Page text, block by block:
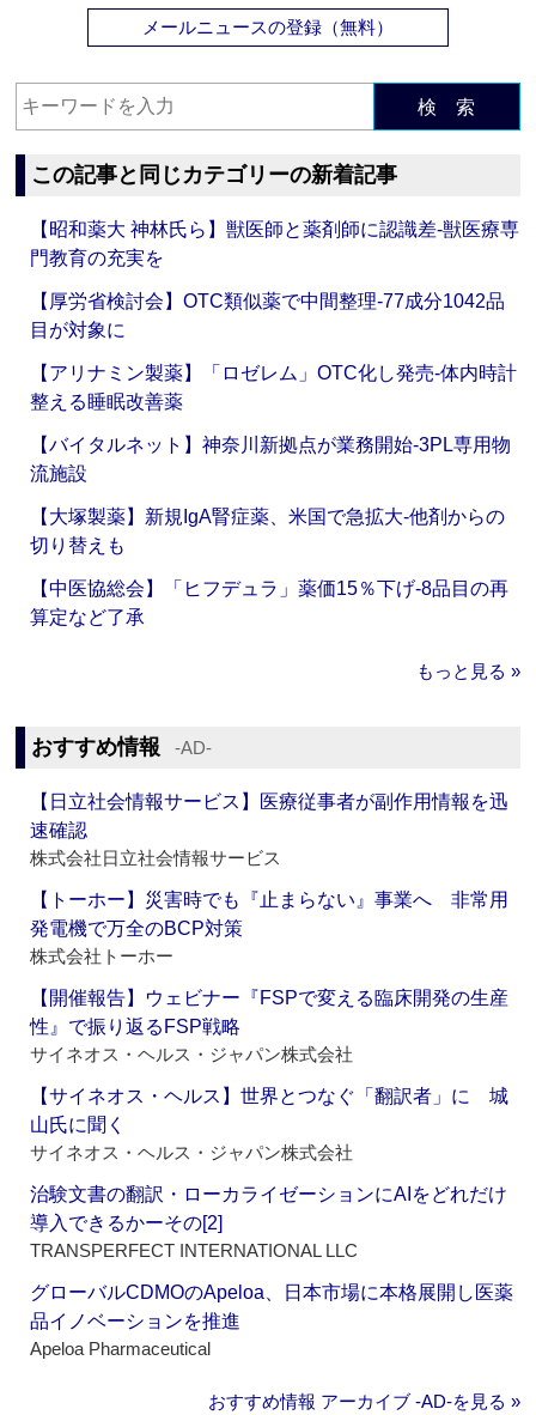
メールニュースの登録（無料）
検 索
この記事と同じカテゴリーの新着記事
【昭和薬大 神林氏ら】獣医師と薬剤師に認識差‐獣医療専
門教育の充実を
【厚労省検討会】OTC類似薬で中間整理‐77成分1042品
目が対象に
【アリナミン製薬】「ロゼレム」OTC化し発売‐体内時計
整える睡眠改善薬
【バイタルネット】神奈川新拠点が業務開始‐3PL専用物
流施設
【大塚製薬】新規IgA腎症薬、米国で急拡大‐他剤からの
切り替えも
【中医協総会】「ヒフデュラ」薬価15％下げ‐8品目の再
算定など了承
もっと見る »
おすすめ情報 ‐AD‐
【日立社会情報サービス】医療従事者が副作用情報を迅
速確認
株式会社日立社会情報サービス
【トーホー】災害時でも『止まらない』事業へ 非常用
発電機で万全のBCP対策
株式会社トーホー
【開催報告】ウェビナー『FSPで変える臨床開発の生産
性』で振り返るFSP戦略
サイネオス・ヘルス・ジャパン株式会社
【サイネオス・ヘルス】世界とつなぐ「翻訳者」に 城
山氏に聞く
サイネオス・ヘルス・ジャパン株式会社
治験文書の翻訳・ローカライゼーションにAIをどれだけ
導入できるかーその[2]
TRANSPERFECT INTERNATIONAL LLC
グローバルCDMOのApeloa、日本市場に本格展開し医薬
品イノベーションを推進
Apeloa Pharmaceutical
おすすめ情報 アーカイブ ‐AD‐を見る »